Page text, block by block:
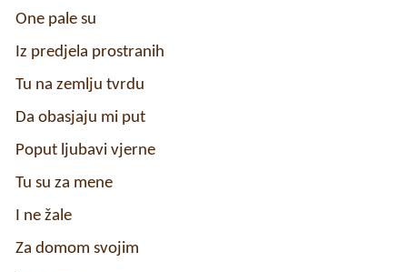
One pale su
Iz predjela prostranih
Tu na zemlju tvrdu
Da obasjaju mi put
Poput ljubavi vjerne
Tu su za mene
I ne žale
Za domom svojim